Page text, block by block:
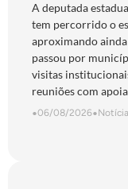
A deputada
tem percorrido o
aproximando ainda
passou por
visitas
reuniões com
•06/08/2026•